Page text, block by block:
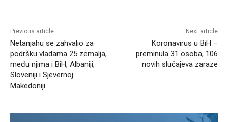
Previous article
Netanjahu se zahvalio za
podršku vladama 25 zemalja,
među njima i BiH, Albaniji,
Sloveniji i Sjevernoj
Makedoniji
Next article
Koronavirus u BiH –
preminula 31 osoba, 106
novih slučajeva zaraze